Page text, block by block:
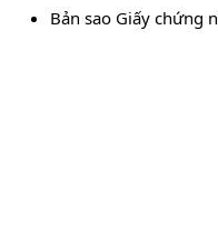
Bản sao Giấy chứng